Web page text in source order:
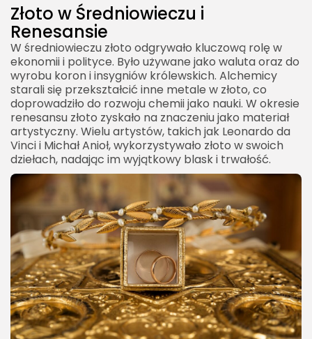
Złoto w Średniowieczu i
Renesansie
W średniowieczu złoto odgrywało kluczową rolę w
ekonomii i polityce. Było używane jako waluta oraz do
wyrobu koron i insygniów królewskich. Alchemicy
starali się przekształcić inne metale w złoto, co
doprowadziło do rozwoju chemii jako nauki. W okresie
renesansu złoto zyskało na znaczeniu jako materiał
artystyczny. Wielu artystów, takich jak Leonardo da
Vinci i Michał Anioł, wykorzystywało złoto w swoich
dziełach, nadając im wyjątkowy blask i trwałość.